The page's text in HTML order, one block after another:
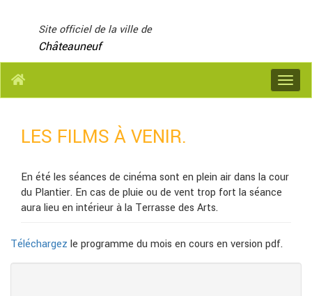
Site officiel de la ville de
Châteauneuf
Menu
LES FILMS À VENIR.
En été les séances de cinéma sont en plein air dans la cour
du Plantier. En cas de pluie ou de vent trop fort la séance
aura lieu en intérieur à la Terrasse des Arts.
Téléchargez le programme du mois en cours en version pdf.